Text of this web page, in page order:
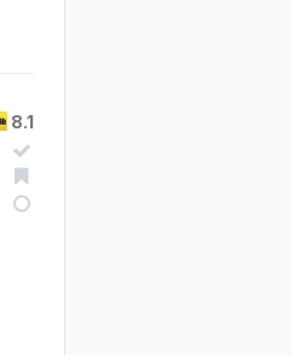
8.1